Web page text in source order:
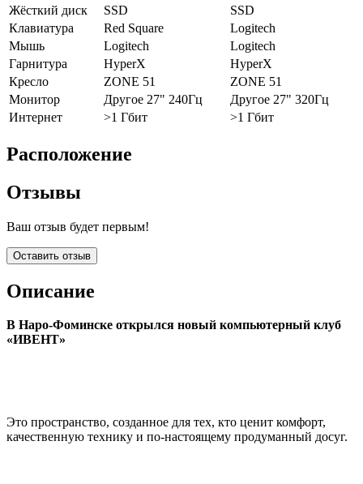
Жёсткий диск
SSD
SSD
Клавиатура
Red Square
Logitech
Мышь
Logitech
Logitech
Гарнитура
HyperX
HyperX
Кресло
ZONE 51
ZONE 51
Монитор
Другое 27" 240Гц
Другое 27" 320Гц
Интернет
>1 Гбит >1 Гбит
Расположение
Отзывы
Ваш отзыв будет первым!
Оставить отзыв
Описание
В Наро-Фоминске открылся новый компьютерный клуб
«ИВЕНТ»
Это пространство, созданное для тех, кто ценит комфорт,
качественную технику и по-настоящему продуманный досуг.